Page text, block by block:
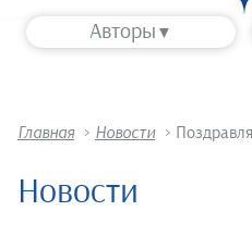
Авторы
Главная > Новости >
Новости